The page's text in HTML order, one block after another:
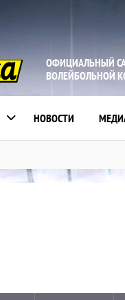
ОФИЦИАЛЬНЫЙ
ВОЛЕЙБОЛЬНОЙ
НОВОСТИ